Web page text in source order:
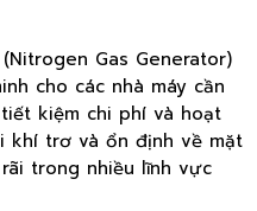
Gas Generator)
cho các nhà máy cần
kiệm chi phí và hoạt
khí trơ và ổn định về mặt
trong nhiều lĩnh vực